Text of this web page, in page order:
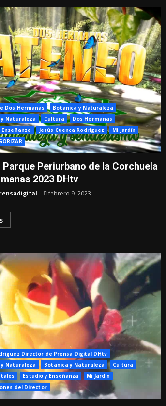
Dos Hermanas
Botanica y Naturaleza
Naturaleza
Cultura
Dos Hermanas
Jesús Cuenca Rodriguez
Mi Jardín
Periurbano de la Corchuela
2023 DHtv
febrero 9, 2023
Director de Prensa Digital DHtv
Naturaleza
Botanica y Naturaleza
Cultura
Estudio y Enseñanza
Mi Jardín
del Director